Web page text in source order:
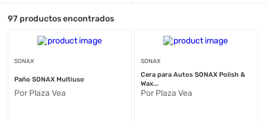
97 productos encontrados
SONAX
Paño SONAX Multiuso
Por Plaza Vea
SONAX
Cera para Autos SONAX Polish &
Wax...
Por Plaza Vea